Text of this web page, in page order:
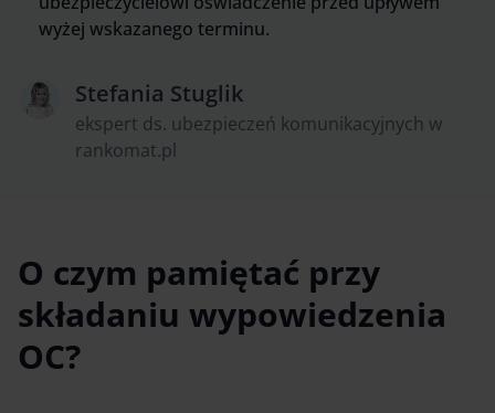
wyżej wskazanego terminu.
Stefania Stuglik
ekspert ds. ubezpieczeń komunikacyjnych w
rankomat.pl
O czym pamiętać przy
składaniu wypowiedzenia
OC?